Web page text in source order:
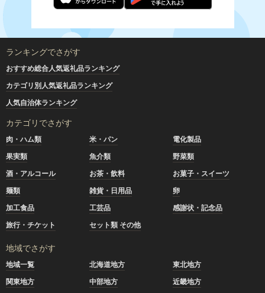
ランキングでさがす
おすすめ総合人気返礼品ランキング
カテゴリ別人気返礼品ランキング
人気自治体ランキング
カテゴリでさがす
肉・ハム類 米・パン
電化製品
果実類
魚介類
野菜類
酒・アルコール
お茶・飲料
お菓子・スイーツ
麺類
雑貨・日用品
卵
加工食品
工芸品
感謝状・記念品
旅行・チケット
セット類 その他
地域でさがす
地域一覧 北海道地方
東北地方
関東地方
中部地方
近畿地方